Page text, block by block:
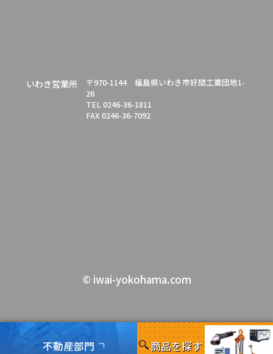
不動産部門 商品を探す
いわき営業所
〒970-1144 福島県いわき市好間工業団地1-
26
TEL 0246-36-1811
FAX 0246-36-7092
© iwai-yokohama.com